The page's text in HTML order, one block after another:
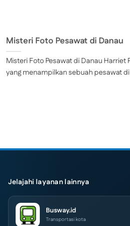
Misteri Foto Pesawat di Danau
Misteri Foto Pesawat di Danau Harriet
yang menampilkan sebuah pesawat
Jelajahi layanan lainnya
Busway.id
Transportasi kota